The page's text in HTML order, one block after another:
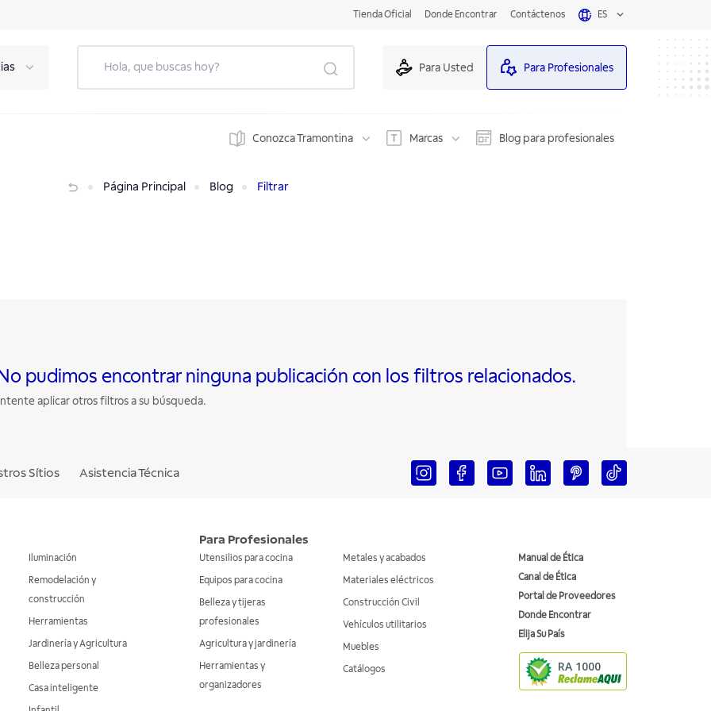
Tienda Oficial Donde Encontrar Contáctenos ES
Para Usted Para Profesionales
Conozca Tramontina Marcas Blog para profesionales
Página Principal Blog Filtrar
No pudimos encontrar ninguna publicación con los filtros relacionados.
Intente aplicar otros filtros a su búsqueda.
Sítios Asistencia Técnica
Iluminación
Remodelación y
construcción
Herramientas
Jardinería y Agricultura
Belleza personal
Casa inteligente
Para Profesionales
Utensilios para cocina
Equipos para cocina
Belleza y tijeras
profesionales
Agricultura y jardinería
Herramientas y
organizadores
Metales y acabados
Materiales eléctricos
Construcción Civil
Vehículos utilitarios
Muebles
Catálogos
Manual de Ética
Canal de Ética
Portal de Proveedores
Donde Encontrar
Elija Su País
RA 1000